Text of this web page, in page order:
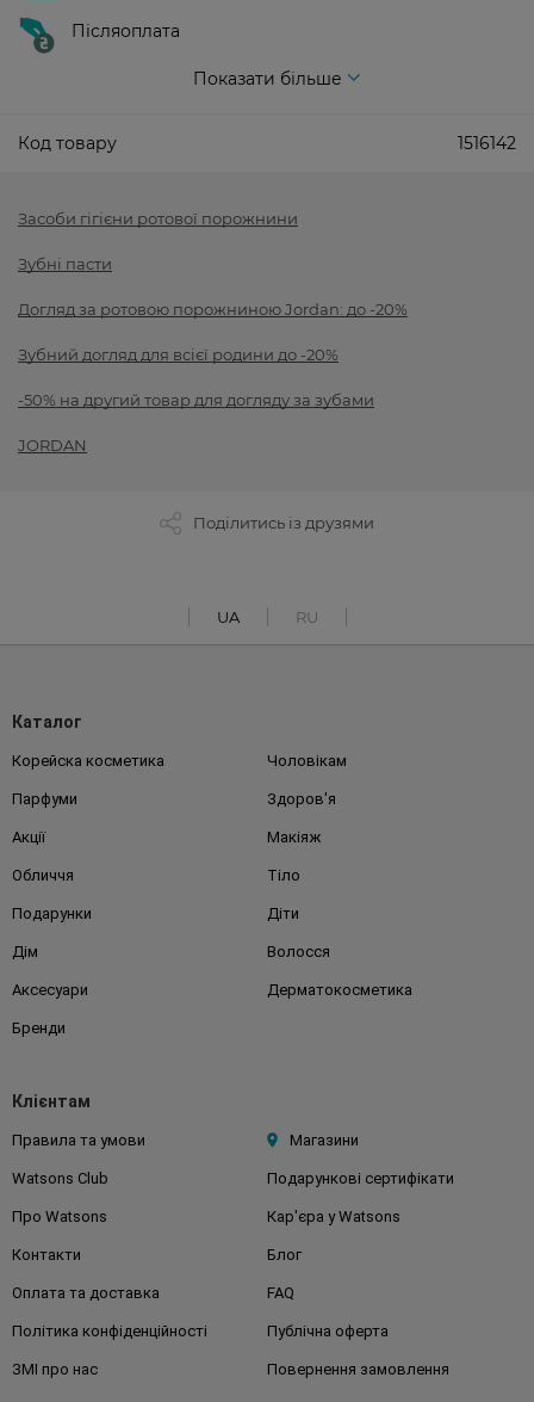
Післяоплата
Показати більше
Код товару 1516142
Засоби гігієни ротової порожнини
Зубні пасти
Догляд за ротовою порожниною Jordan: до -20%
Зубний догляд для всієї родини до -20%
-50% на другий товар для догляду за зубами
JORDAN
Поділитись із друзями
UA RU
Каталог
Корейска косметика Чоловікам
Парфуми Здоров'я
Акції Макіяж
Обличчя Тіло
Подарунки Діти
Дім Волосся
Аксесуари Дерматокосметика
Бренди
Клієнтам
Правила та умови Магазини
Watsons Club Подарункові сертифікати
Про Watsons Кар'єра у Watsons
Контакти Блог
Оплата та доставка FAQ
Політика конфіденційності Публічна оферта
ЗМІ про нас Повернення замовлення